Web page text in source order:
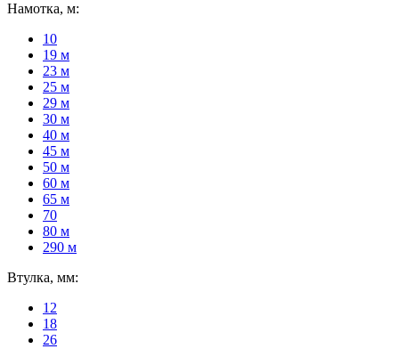
Намотка, м:
10
19 м
23 м
25 м
29 м
30 м
40 м
45 м
50 м
60 м
65 м
70
80 м
290 м
Втулка, мм:
12
18
26